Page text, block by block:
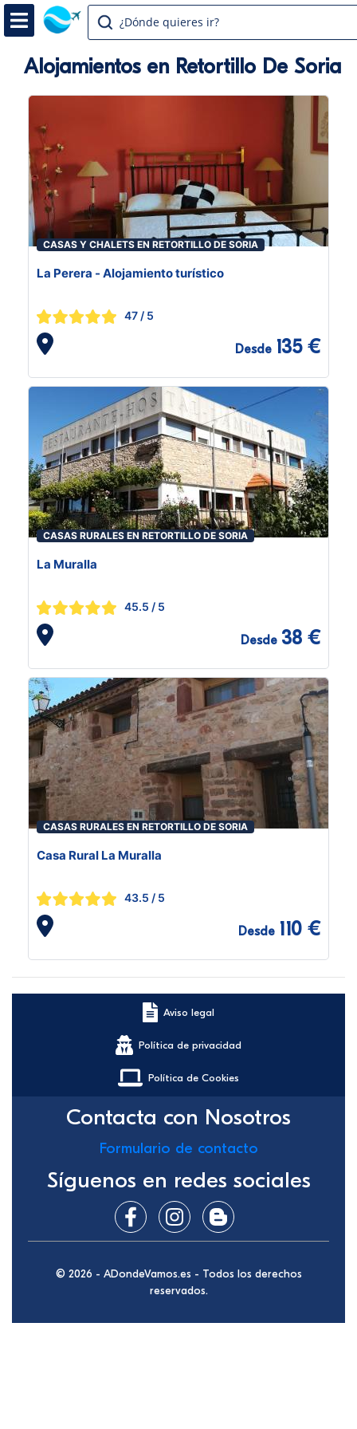
¿Dónde quieres ir?
Alojamientos en Retortillo De Soria
CASAS Y CHALETS EN RETORTILLO DE SORIA
La Perera - Alojamiento turístico
47 / 5
Desde 135 €
CASAS RURALES EN RETORTILLO DE SORIA
La Muralla
45.5 / 5
Desde 38 €
CASAS RURALES EN RETORTILLO DE SORIA
Casa Rural La Muralla
43.5 / 5
Desde 110 €
Aviso legal
Política de privacidad
Política de Cookies
Contacta con Nosotros
Formulario de contacto
Síguenos en redes sociales
© 2026 - ADondeVamos.es - Todos los derechos
reservados.